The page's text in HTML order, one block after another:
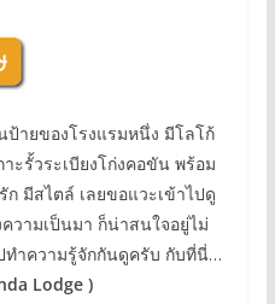
ป้ายของโรงแรมหนึ่ง มีโลโก้
ะรั้วระเบียงโก่งคอขัน พร้อม
มีสไตล์ เลยขอแวะเข้าไปดู
วามเป็นมา ก็น่าสนใจอยู่ไม่
ทำความรู้จักกันดูครับ กับที่นี่…
Lodge )